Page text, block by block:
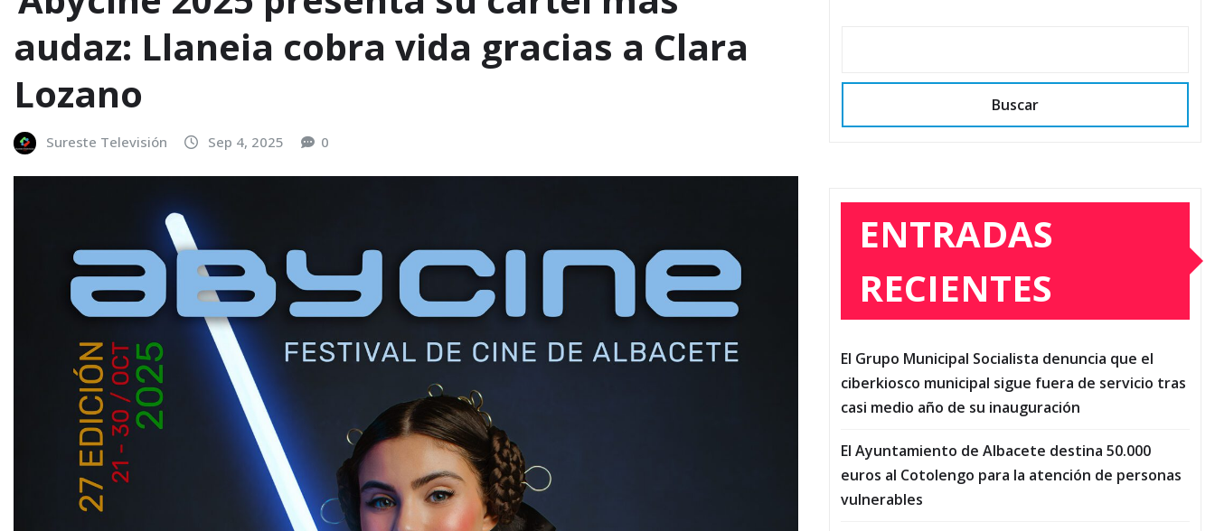
audaz: Llaneia cobra vida gracias a Clara
Lozano
Sureste Televisión Sep 4, 2025 0
Buscar
ENTRADAS
RECIENTES
El Grupo Municipal Socialista denuncia que el
ciberkiosco municipal sigue fuera de servicio tras
casi medio año de su inauguración
El Ayuntamiento de Albacete destina 50.000
euros al Cotolengo para la atención de personas
vulnerables